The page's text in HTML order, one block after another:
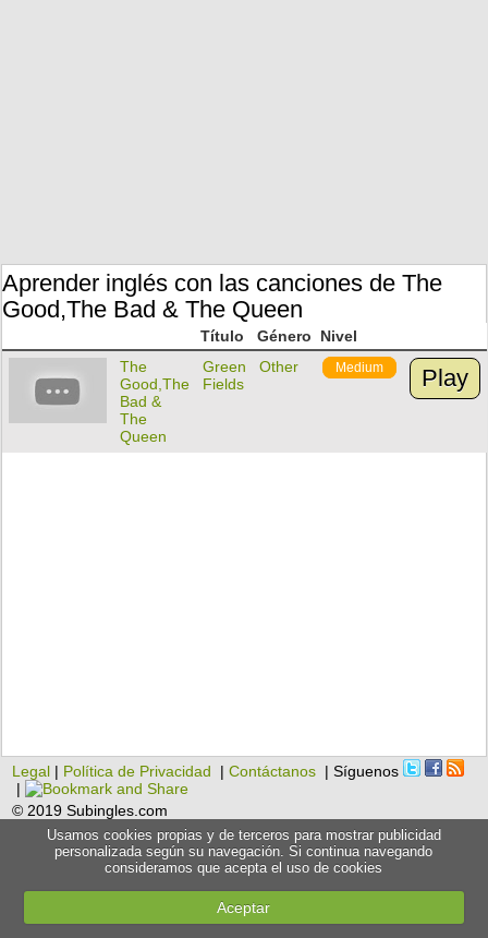
Aprender inglés con las canciones de The
Good,The Bad & The Queen
Título Género
Nivel
The
Good,The
Bad &
The
Queen
Green
Fields
Other Medium Play
Legal | Política de Privacidad |Contáctanos | Síguenos
|
© 2019 Subingles.com
Usamos cookies propias y de terceros para mostrar publicidad
personalizada según su navegación. Si continua navegando
consideramos que acepta el uso de cookies
Aceptar